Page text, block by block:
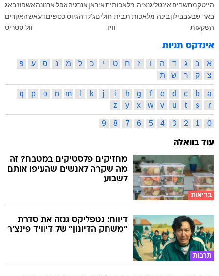
הייטקמחשבים אינטליגנציה מלאכותיתאיראן אנרגיהאפלארנונהאשפוזבאג
באר שבעבבילוןבינה מלאכותיתבית חוליםג'קדהגיוס כספיםדעאשהאקרים
השקעות
וויז וול סטריט
אינדקס תגיות
א ב ג ד ה ו ז ח ט י כ ל מ נ ס ע
פ
צ
ק ר ש ת
a
b
c
d
e
f
g
h
i
j
k
m
n
o
p
q
r
s
t
u
v
w
x
y
z
0
1
2
3
4
5
6
7
8
9
עוד בוואלה
בריאות
מחזיקים פלסטיקים במטבח? זה
מה שקרה לאנשים שהעיפו אותם
לשבוע
תרבות
דיווח: נטפליקס גנזה את סדרת
"משחק הדיונון" של דיוויד פינצ'ר